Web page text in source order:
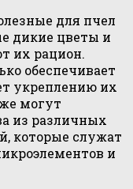
для пчел
дикие цветы и
их рацион.
обеспечивает
укреплению их
могут
из различных
которые служат
и